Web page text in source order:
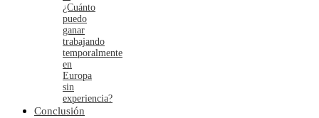
¿Cuánto
puedo
ganar
trabajando
temporalmente
en
Europa
sin
experiencia?
Conclusión